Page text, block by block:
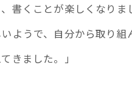
書くことが楽しくなりま
ようで、自分から取り組
きました。」